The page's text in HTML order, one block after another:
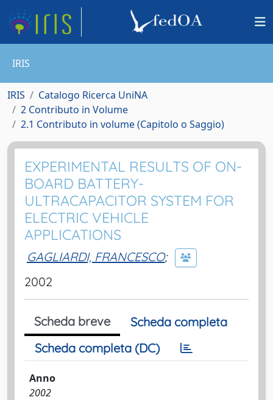
IRIS
IRIS
Catalogo Ricerca UniNA
2 Contributo in Volume
2.1 Contributo in volume (Capitolo o Saggio)
EXPERIMENTAL RESULTS OF ON-
BOARD BATTERY-
ULTRACAPACITOR SYSTEM FOR
ELECTRIC VEHICLE
APPLICATIONS
GAGLIARDI, FRANCESCO;
2002
Scheda breve
Scheda completa
Scheda completa (DC)
Anno
2002